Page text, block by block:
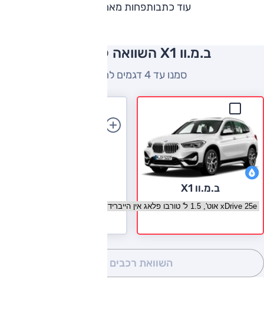
עוד כתבותפחות מאמרים
ב.מ.וו X1 השוואה למתחרים
סמנו עד 4 דגמים להשוואה
ב.מ.וו X1
בחר גרסה ב.מ.וו X1
השוואת רכבים